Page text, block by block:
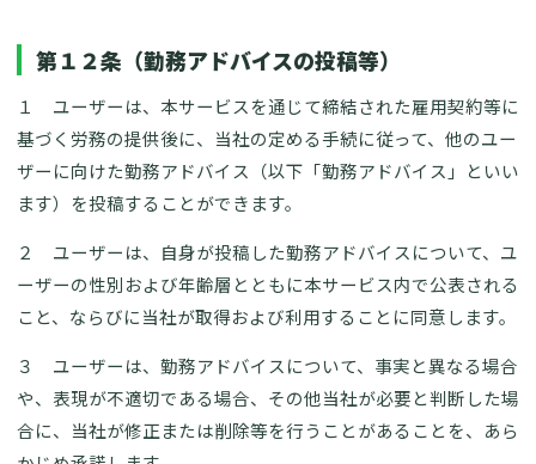
第１２条（勤務アドバイスの投稿等）
１ ユーザーは、本サービスを通じて締結された雇用契約等に
基づく労務の提供後に、当社の定める手続に従って、他のユー
ザーに向けた勤務アドバイス（以下「勤務アドバイス」といい
ます）を投稿することができます。
２ ユーザーは、自身が投稿した勤務アドバイスについて、ユ
ーザーの性別および年齢層とともに本サービス内で公表される
こと、ならびに当社が取得および利用することに同意します。
３ ユーザーは、勤務アドバイスについて、事実と異なる場合
や、表現が不適切である場合、その他当社が必要と判断した場
合に、当社が修正または削除等を行うことがあることを、あら